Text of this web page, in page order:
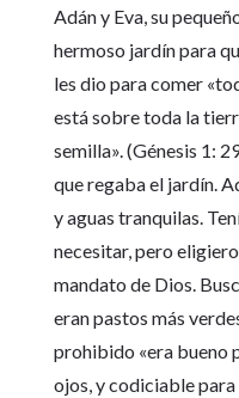
Adán y Eva, su
hermoso jardín para
les dio para comer
está sobre toda la
semilla». (Génesis 1:
que regaba el jardín.
y aguas tranquilas.
necesitar, pero
mandato de Dios.
eran pastos más
prohibido «era bueno
ojos, y codiciable